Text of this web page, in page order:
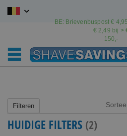
Ga
BE: Brievenbuspost €
€ 2,49 bij >
150,-
Filteren
HUIDIGE FILTERS